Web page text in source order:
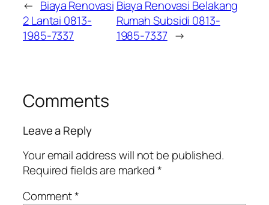
← Biaya Renovasi
2 Lantai 0813-
1985-7337
Biaya Renovasi Belakang
Rumah Subsidi 0813-
1985-7337 →
Comments
Leave a Reply
Your email address will not be published.
Required fields are marked*
Comment*